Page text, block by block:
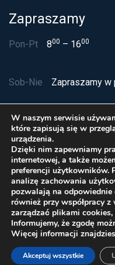
Zapraszamy
Pon-Pt 800 – 1600
Sob-Nie Zapraszamy w
© Delta Service sp.
W naszym serwisie
które zapisują się w
urządzenia.
Dzięki nim zapewniamy
internetowej, a także
preferencji użytkowników.
analizę zachowania
pozwalają na
również przy współpracy
zarządzać plikami
Informujemy, że zgodę
Więcej informacji
Akceptuj wszystkie